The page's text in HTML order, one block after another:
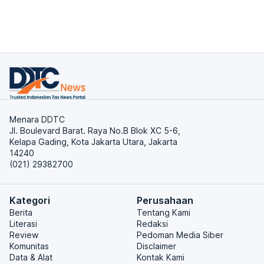
Menara DDTC
Jl. Boulevard Barat. Raya No.B Blok XC 5-6,
Kelapa Gading, Kota Jakarta Utara, Jakarta
14240
(021) 29382700
Kategori
Berita
Literasi
Review
Komunitas
Data & Alat
Perusahaan
Tentang Kami
Redaksi
Pedoman Media Siber
Disclaimer
Kontak Kami